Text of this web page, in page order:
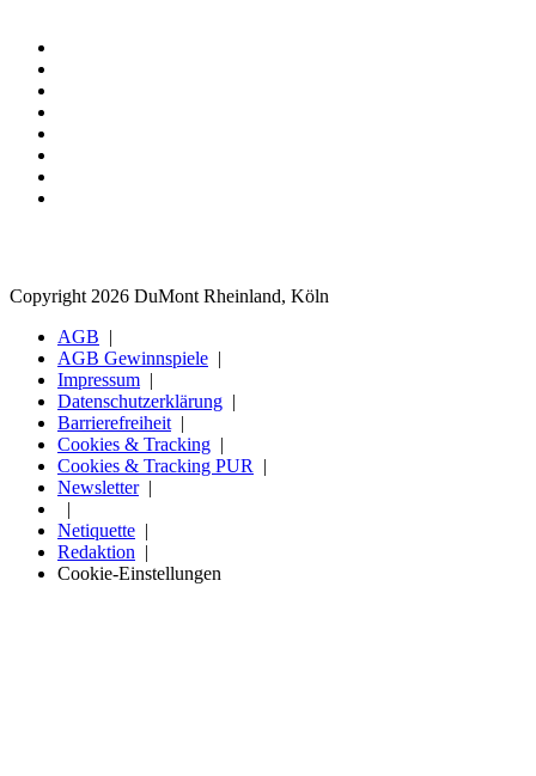
Copyright 2026 DuMont Rheinland, Köln
AGB
AGB Gewinnspiele
Impressum
Datenschutzerklärung
Barrierefreiheit
Cookies & Tracking
Cookies & Tracking PUR
Newsletter
Netiquette
Redaktion
Cookie-Einstellungen